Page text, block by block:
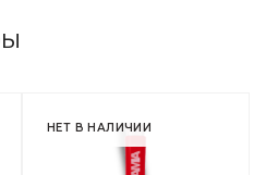
НЕТ В НАЛИЧИИ